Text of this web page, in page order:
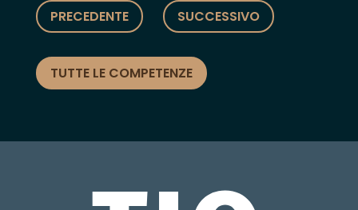
PRECEDENTE SUCCESSIVO
TUTTE LE COMPETENZE